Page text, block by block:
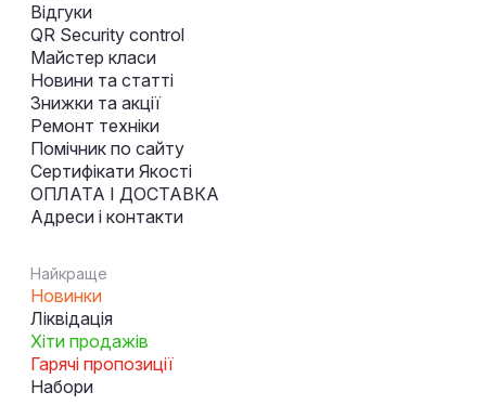
Відгуки
QR Security control
Майстер класи
Новини та статті
Знижки та акції
Ремонт техніки
Помічник по сайту
Сертифікати Якості
ОПЛАТА І ДОСТАВКА
Адреси і контакти
Найкраще
Новинки
Ліквідація
Хіти продажів
Гарячі пропозиції
Набори